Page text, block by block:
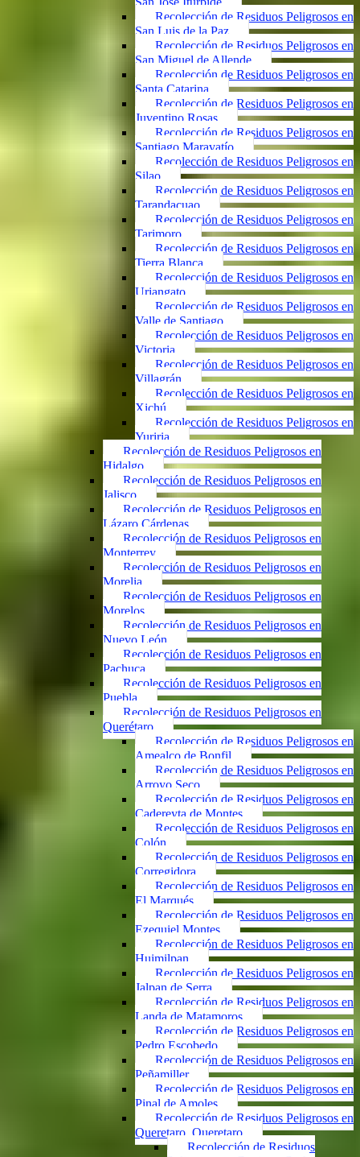
Recolección de Residuos Peligrosos en
San Luis de la Paz
Recolección de Residuos Peligrosos en
San Miguel de Allende
Recolección de Residuos Peligrosos en
Santa Catarina
Recolección de Residuos Peligrosos en
Juventino Rosas
Recolección de Residuos Peligrosos en
Santiago Maravatío
Recolección de Residuos Peligrosos en
Silao
Recolección de Residuos Peligrosos en
Tarandacuao
Recolección de Residuos Peligrosos en
Tarimoro
Recolección de Residuos Peligrosos en
Tierra Blanca
Recolección de Residuos Peligrosos en
Uriangato
Recolección de Residuos Peligrosos en
Valle de Santiago
Recolección de Residuos Peligrosos en
Victoria
Recolección de Residuos Peligrosos en
Villagrán
Recolección de Residuos Peligrosos en
Xichú
Recolección de Residuos Peligrosos en
Yuriria
Recolección de Residuos Peligrosos en
Hidalgo
Recolección de Residuos Peligrosos en
Jalisco
Recolección de Residuos Peligrosos en
Lázaro Cárdenas
Recolección de Residuos Peligrosos en
Monterrey
Recolección de Residuos Peligrosos en
Morelia
Recolección de Residuos Peligrosos en
Morelos
Recolección de Residuos Peligrosos en
Nuevo León
Recolección de Residuos Peligrosos en
Pachuca
Recolección de Residuos Peligrosos en
Puebla
Recolección de Residuos Peligrosos en
Querétaro
Recolección de Residuos Peligrosos en
Amealco de Bonfil
Recolección de Residuos Peligrosos en
Arroyo Seco
Recolección de Residuos Peligrosos en
Cadereyta de Montes
Recolección de Residuos Peligrosos en
Colón
Recolección de Residuos Peligrosos en
Corregidora
Recolección de Residuos Peligrosos en
El Marqués
Recolección de Residuos Peligrosos en
Ezequiel Montes
Recolección de Residuos Peligrosos en
Huimilpan
Recolección de Residuos Peligrosos en
Jalpan de Serra
Recolección de Residuos Peligrosos en
Landa de Matamoros
Recolección de Residuos Peligrosos en
Pedro Escobedo
Recolección de Residuos Peligrosos en
Peñamiller
Recolección de Residuos Peligrosos en
Pinal de Amoles
Recolección de Residuos Peligrosos en
Queretaro, Queretaro
Recolección de Residuos